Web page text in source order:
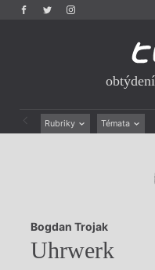
Rubriky Témata
Rozhovory
Dokument
Výroční ceny
Bogdan Trojak
Uhrwerk